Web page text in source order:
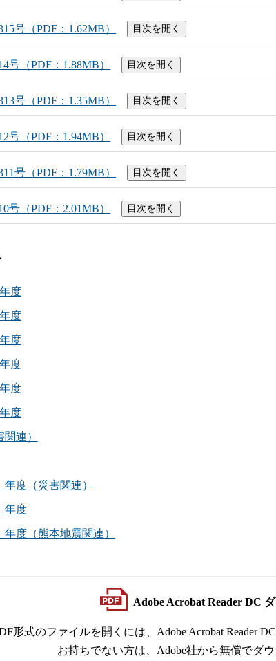
号（PDF：1.62MB） 目次を開く
号（PDF：1.88MB） 目次を開く
号（PDF：1.35MB） 目次を開く
号（PDF：1.94MB） 目次を開く
号（PDF：1.79MB） 目次を開く
号（PDF：2.01MB） 目次を開く
度
度
度
度
度
度
連）
年度（災害関連）
年度
年度（熊本地震関連）
Adobe Acrobat Reader DC
形式のファイルを開くには、Adobe Acrobat Reader
お持ちでない方は、Adobe社から無償でダウ